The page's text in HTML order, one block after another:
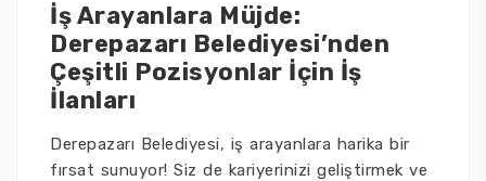
İş Arayanlara Müjde:
Derepazarı Belediyesi’nden
Çeşitli Pozisyonlar İçin İş
İlanları
Derepazarı Belediyesi, iş arayanlara harika bir
fırsat sunuyor! Siz de kariyerinizi geliştirmek ve